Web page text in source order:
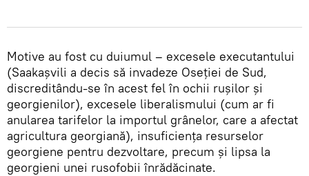
Motive au fost cu duiumul – excesele executantului
(Saakașvili a decis să invadeze Oseției de Sud,
discreditându-se în acest fel în ochii rușilor și
georgienilor), excesele liberalismului (cum ar fi
anularea tarifelor la importul grânelor, care a afectat
agricultura georgiană), insuficiența resurselor
georgiene pentru dezvoltare, precum și lipsa la
georgieni unei rusofobii înrădăcinate.